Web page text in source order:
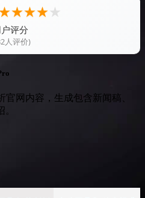
★★★★
评分
人评价)
网内容，生成包含新闻稿、